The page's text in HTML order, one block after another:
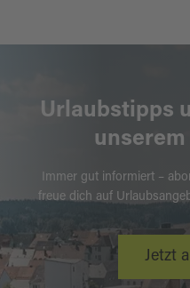
Urlaubstipps
Immer gut informiert –
freue dich auf
Jetzt